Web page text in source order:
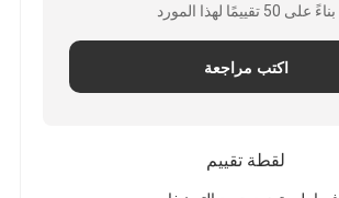
بناءً على 50 تقييمًا لهذا المورد
اكتب مراجعة
لقطة تقييم